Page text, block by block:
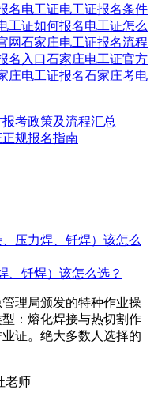
名电工证电工证报名条件
工证如何报名电工证怎么
网石家庄电工证报名流程
名入口石家庄电工证官方
庄电工证报名石家庄考电
考政策及流程汇总
规报名指南
、钎焊）该怎么选？
理局颁发的特种作业操
：熔化焊接与热切割作
证。绝大多数人选择的
老师